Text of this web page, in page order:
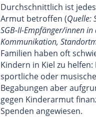
Durchschnittlich ist
Armut betroffen (Quelle:
SGB-II-Empfänger/innen
Kommunikation,
Familien haben oft
Kindern in Kiel zu
sportliche oder
Begabungen aber
gegen Kinderarmut
Spenden angewiesen.